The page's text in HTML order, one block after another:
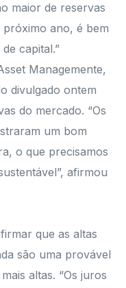
maior de reservas
ano, é bem
capital.”
Managemente,
divulgado ontem
do mercado. “Os
um bom
o que precisamos
afirmou
que as altas
são uma provável
altas. “Os juros